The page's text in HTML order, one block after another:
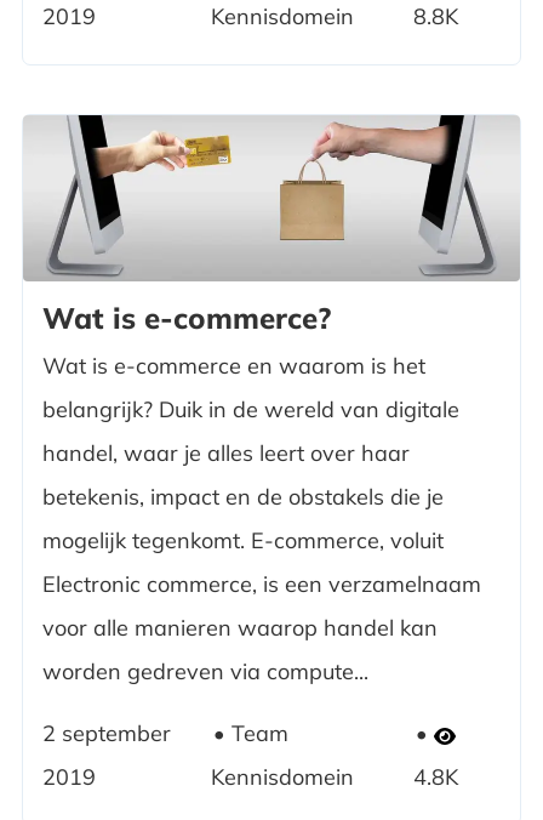
2019
Kennisdomein
8.8K
Wat is e-commerce?
Wat is e-commerce en waarom is het
belangrijk? Duik in de wereld van digitale
handel, waar je alles leert over haar
betekenis, impact en de obstakels die je
mogelijk tegenkomt. E-commerce, voluit
Electronic commerce, is een verzamelnaam
voor alle manieren waarop handel kan
worden gedreven via compute...
2 september
2019
Team
Kennisdomein
4.8K